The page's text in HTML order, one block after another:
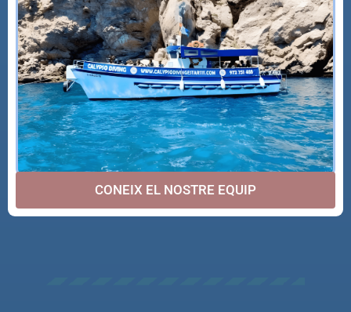
CONEIX EL NOSTRE EQUIP